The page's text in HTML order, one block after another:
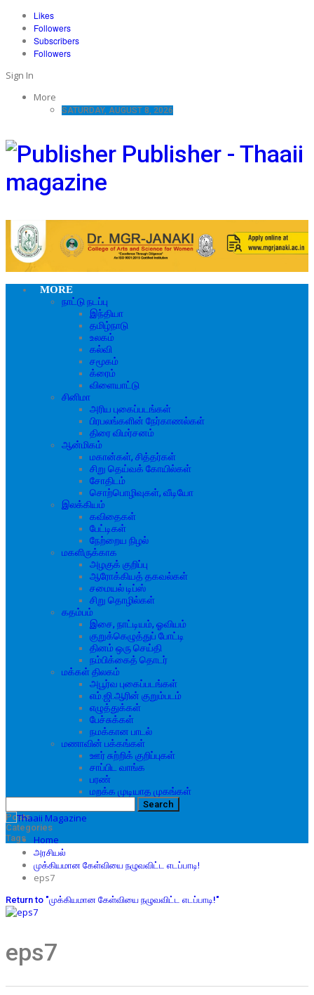
Likes
Followers
Subscribers
Followers
Sign In
More
SATURDAY, AUGUST 8, 2026
Publisher - Thaaii
magazine
MORE
நாட்டு நடப்பு
இந்தியா
தமிழ்நாடு
உலகம்
கல்வி
சமூகம்
க்ரைம்
விளையாட்டு
சினிமா
அரிய புகைப்படங்கள்
பிரபலங்களின் நேர்காணல்கள்
திரை விமர்சனம்
ஆன்மிகம்
மகான்கள், சித்தர்கள்
சிறு தெய்வக் கோயில்கள்
சோதிடம்
சொற்பொழிவுகள், வீடியோ
இலக்கியம்
கவிதைகள்
பேட்டிகள்
நேற்றைய நிழல்
மகளிருக்காக
அழகுக் குறிப்பு
ஆரோக்கியத் தகவல்கள்
சமையல் டிப்ஸ்
சிறு தொழில்கள்
கதம்பம்
இசை, நாட்டியம், ஓவியம்
குறுக்கெழுத்துப் போட்டி
தினம் ஒரு செய்தி
நம்பிக்கைத் தொடர்
மக்கள் திலகம்
அபூர்வ புகைப்படங்கள்
எம்.ஜி.ஆரின் குறும்படம்
எழுத்துக்கள்
பேச்சுக்கள்
நமக்கான பாடல்
மணாவின் பக்கங்கள்
ஊர் சுற்றிக் குறிப்புகள்
சாப்பிட வாங்க
பரண்
மறக்க முடியாத முகங்கள்
Posts
Categories
Tags
Home
அரசியல்
முக்கியமான கேள்வியை நழுவவிட்ட எடப்பாடி!
eps7
Return to "முக்கியமான கேள்வியை நழுவவிட்ட எடப்பாடி!"
eps7